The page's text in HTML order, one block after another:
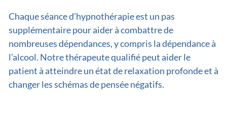
Chaque séance d’hypnothérapie est un pas
supplémentaire pour aider à combattre de
nombreuses dépendances, y compris la dépendance à
l’alcool. Notre thérapeute qualifié peut aider le
patient à atteindre un état de relaxation profonde et à
changer les schémas de pensée négatifs.